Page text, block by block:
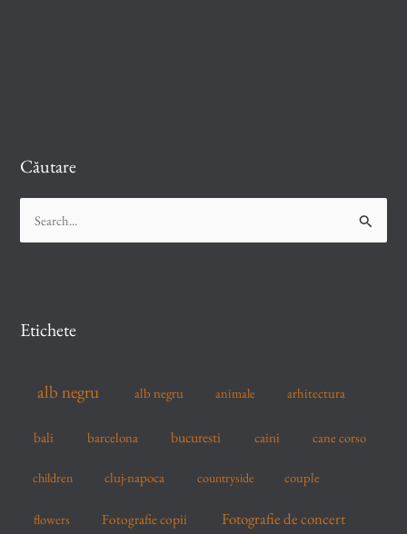
Căutare
e
h
Etichete
alb negru alb negru animale arhitectura
bali barcelona bucuresti caini cane corso
children cluj-napoca countryside couple
flowers Fotografie copii Fotografie de concert